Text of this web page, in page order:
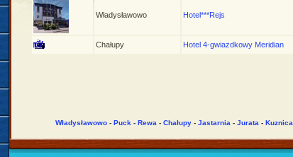
Władysławowo Hotel***Rejs
Chałupy Hotel 4-gwiazdkowy Meridian
Władysławowo - Puck - Rewa - Chałupy - Jastarnia - Jurata - Kuznica